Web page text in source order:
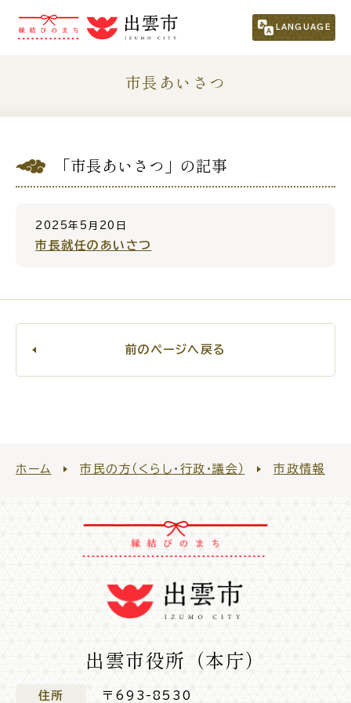
LANGUAGE
市民の方 （くらし・行政・議会）
健康・福祉 文化・スポーツ・生涯学習
まちづくり
観光される方
移住・定住をお考えの方
ふるさと納税
場面から 探す
市長あいさつ
「市長あいさつ」の記事
2025年5月20日
市長就任のあいさつ
前のページへ戻る
ホーム 市民の方（くらし・行政・議会） 市政情報
出雲市役所（本庁）
住所 〒693-8530